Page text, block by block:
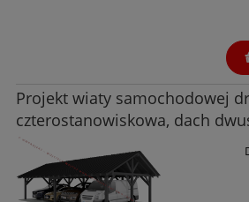
Projekt wiaty samochodowej
czterostanowiskowa, dach